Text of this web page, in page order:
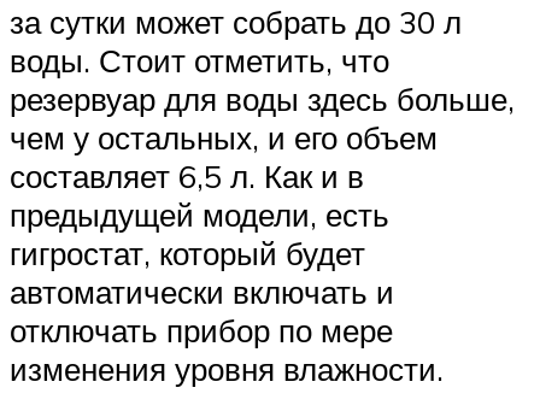
за сутки может собрать до 30 л
воды. Стоит отметить, что
резервуар для воды здесь больше,
чем у остальных, и его объем
составляет 6,5 л. Как и в
предыдущей модели, есть
гигростат, который будет
автоматически включать и
отключать прибор по мере
изменения уровня влажности.